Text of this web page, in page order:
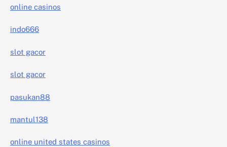
online casinos
indo666
slot gacor
slot gacor
pasukan88
mantul138
online united states casinos